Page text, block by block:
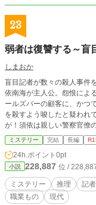
23
弱者は復讐する～盲
しまおか
盲目記者が数々の殺人事件
依南海が主人公。怨恨によ
ールズバーの顧客に、かつ
を殺すよう唆したと疑われ
が！須依は親しい警察官僚
展開に！
ミステリー 完結 長編
24h.ポイント 0pt
小説 228,887 位 /
ミステリー 推理 記者
職業もの
現代